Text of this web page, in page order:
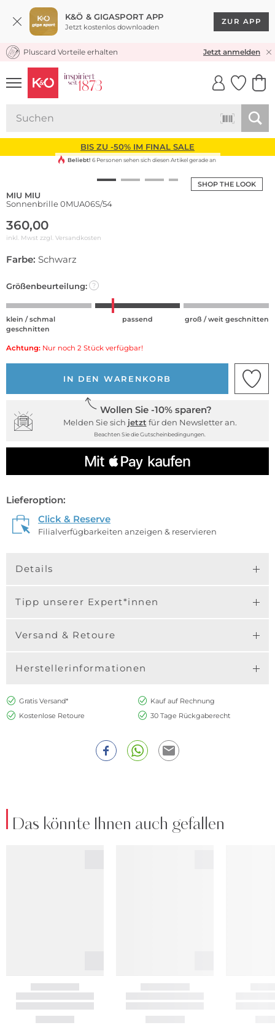
K&Ö & GIGASPORT APP
Jetzt kostenlos downloaden
ZUR APP
KOSTENLOSER VERSAND* & RÜCKVERSAND
Pluscard Vorteile erhalten Jetzt anmelden
UNSERE APP
CLICK &
BIS ZU -50% IM FINAL SALE
SHOP THE LOOK
Beliebt! 6 Personen sehen sich diesen Artikel gerade an
MIU MIU
Sonnenbrille 0MUA06S/54
360,00
inkl. Mwst zzgl. Versandkosten
Farbe: Schwarz
Größenbeurteilung: ?
klein / schmal
geschnitten
passend groß / weit geschnitten
Achtung: Nur noch 2 Stück verfügbar!
IN DEN WARENKORB
Wollen Sie -10% sparen?
Melden Sie sich jetzt für den Newsletter an.
Beachten Sie die Gutscheinbedingungen.
Lieferoption:
Click & Reserve
Filialverfügbarkeiten anzeigen & reservieren
Details
Tipp unserer Expert*innen
Versand & Retoure
Herstellerinformationen
Gratis Versand*
Kauf auf Rechnung
Kostenlose Retoure
30 Tage Rückgaberecht
Das könnte Ihnen auch gefallen